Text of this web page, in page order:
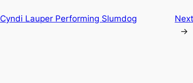
Cyndi Lauper Performing Slumdog
→